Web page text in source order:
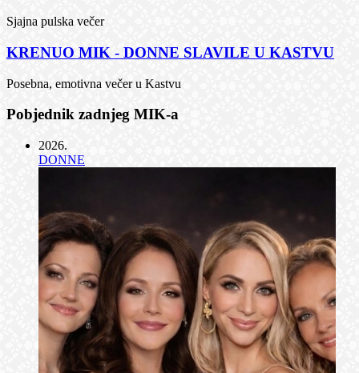
Sjajna pulska večer
KRENUO MIK - DONNE SLAVILE U KASTVU
Posebna, emotivna večer u Kastvu
Pobjednik zadnjeg MIK-a
2026.
DONNE